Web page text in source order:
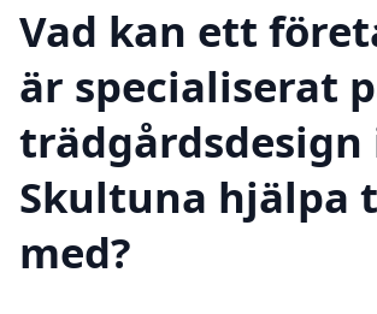
Vad kan ett
är specialiserat
trädgårdsdesign
Skultuna hjälpa
med?